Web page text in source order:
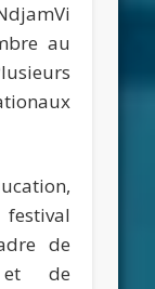
au
festival
de
et de